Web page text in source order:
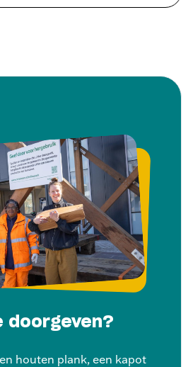
doorgeven?
houten plank, een kapot